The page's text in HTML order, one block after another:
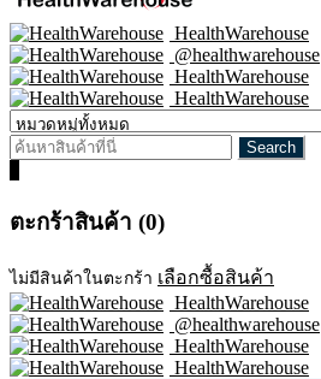
HealthWarehouse
@healthwarehouse
HealthWarehouse
HealthWarehouse
ตะกร้าสินค้า (0)
ไม่มีสินค้าในตะกร้า เลือกซื้อสินค้า
HealthWarehouse
@healthwarehouse
HealthWarehouse
HealthWarehouse